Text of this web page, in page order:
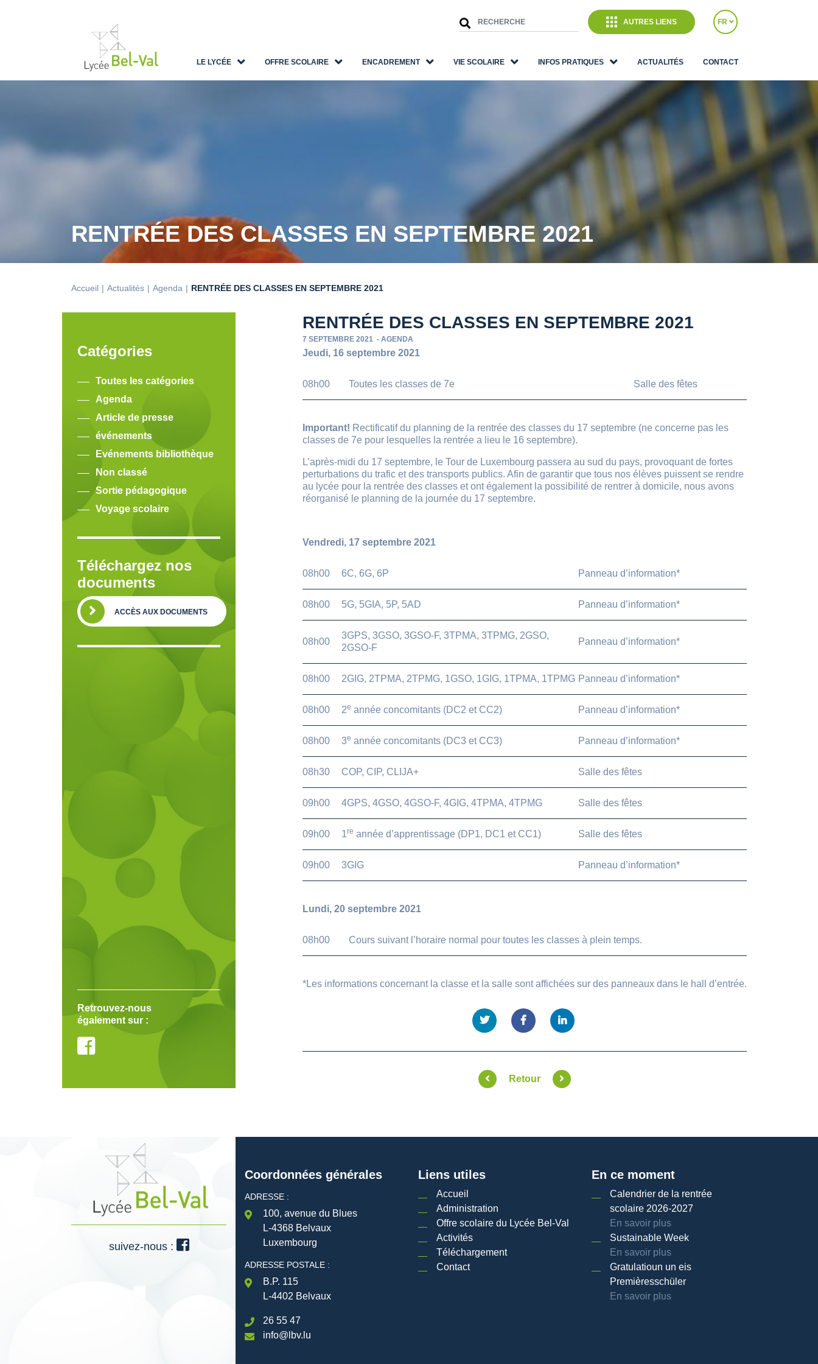
AUTRES LIENS FR
LE LYCÉE OFFRE SCOLAIRE ENCADREMENT VIE SCOLAIRE INFOS PRATIQUES ACTUALITÉS CONTACT
RENTRÉE DES CLASSES EN SEPTEMBRE 2021
Accueil Actualités Agenda RENTRÉE DES CLASSES EN SEPTEMBRE 2021
RENTRÉE DES CLASSES EN SEPTEMBRE 2021
7 SEPTEMBRE 2021 - AGENDA
Jeudi, 16 septembre 2021
08h00 Toutes les classes de 7e Salle des fêtes
Important! Rectificatif du planning de la rentrée des classes du 17 septembre (ne concerne pas les
classes de 7e pour lesquelles la rentrée a lieu le 16 septembre).
L’après-midi du 17 septembre, le Tour de Luxembourg passera au sud du pays, provoquant de fortes
perturbations du trafic et des transports publics. Afin de garantir que tous nos élèves puissent se rendre
au lycée pour la rentrée des classes et ont également la possibilité de rentrer à domicile, nous avons
réorganisé le planning de la journée du 17 septembre.
Vendredi, 17 septembre 2021
08h00 6C, 6G, 6P Panneau d’information*
08h00 5G, 5GIA, 5P, 5AD Panneau d’information*
08h00
3GPS, 3GSO, 3GSO-F, 3TPMA, 3TPMG, 2GSO,
2GSO-F
Panneau d’information*
08h00 2GIG, 2TPMA, 2TPMG, 1GSO, 1GIG, 1TPMA, 1TPMG Panneau d’information*
08h00 2e année concomitants (DC2 et CC2) Panneau d’information*
08h00 3e année concomitants (DC3 et CC3) Panneau d’information*
08h30 COP, CIP, CLIJA+ Salle des fêtes
09h00 4GPS, 4GSO, 4GSO-F, 4GIG, 4TPMA, 4TPMG Salle des fêtes
09h00 1re année d’apprentissage (DP1, DC1 et CC1) Salle des fêtes
09h00 3GIG Panneau d’information*
Lundi, 20 septembre 2021
08h00 Cours suivant l’horaire normal pour toutes les classes à plein temps.
*Les informations concernant la classe et la salle sont affichées sur des panneaux dans le hall d’entrée.
Retour
Catégories
Toutes les catégories
Agenda
Article de presse
événements
Evénements bibliothèque
Non classé
Sortie pédagogique
Voyage scolaire
Téléchargez nos
documents
ACCÈS AUX DOCUMENTS
Retrouvez-nous
également sur :
suivez-nous :
Coordonnées générales
ADRESSE :
100, avenue du Blues
L-4368 Belvaux
Luxembourg
ADRESSE POSTALE :
B.P. 115
L-4402 Belvaux
26 55 47
info@lbv.lu
Liens utiles
Accueil
Administration
Offre scolaire du Lycée Bel-Val
Activités
Téléchargement
Contact
En ce moment
Calendrier de la rentrée
scolaire 2026-2027
En savoir plus
Sustainable Week
En savoir plus
Gratulatioun un eis
Premièresschüler
En savoir plus